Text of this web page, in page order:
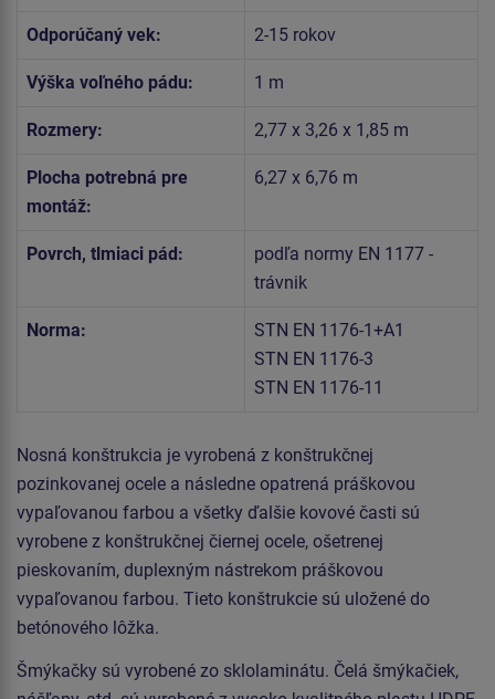
Odporúčaný vek: 2-15 rokov
Výška voľného pádu: 1 m
Rozmery: 2,77 x 3,26 x 1,85 m
Plocha potrebná pre
montáž:
6,27 x 6,76 m
Povrch, tlmiaci pád:
podľa normy EN 1177 -
trávnik
Norma:
STN EN 1176-1+A1
STN EN 1176-3
STN EN 1176-11
Nosná konštrukcia je vyrobená z konštrukčnej
pozinkovanej ocele a následne opatrená práškovou
vypaľovanou farbou a všetky ďalšie kovové časti sú
vyrobene z konštrukčnej čiernej ocele, ošetrenej
pieskovaním, duplexným nástrekom práškovou
vypaľovanou farbou. Tieto konštrukcie sú uložené do
betónového lôžka.
Šmýkačky sú vyrobené zo sklolaminátu. Čelá šmýkačiek,